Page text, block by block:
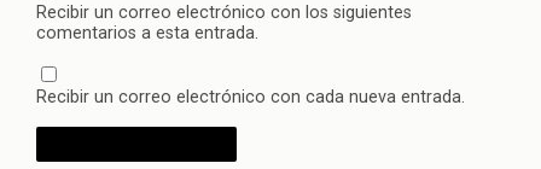
Recibir un correo electrónico con los siguientes
comentarios a esta entrada.
Recibir un correo electrónico con cada nueva entrada.